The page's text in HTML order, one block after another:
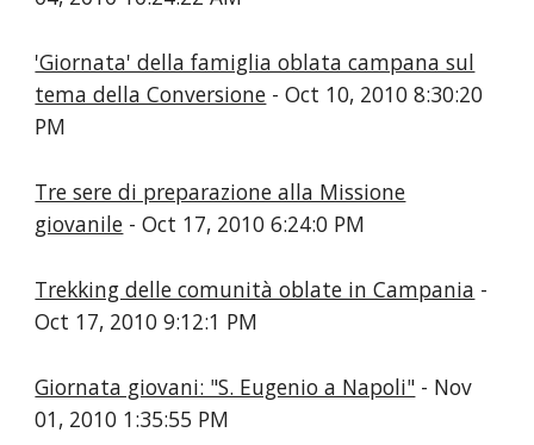
'Giornata' della famiglia oblata campana sul
tema della Conversione - Oct 10, 2010 8:30:20
PM
Tre sere di preparazione alla Missione
giovanile - Oct 17, 2010 6:24:0 PM
Trekking delle comunità oblate in Campania -
Oct 17, 2010 9:12:1 PM
Giornata giovani: "S. Eugenio a Napoli" - Nov
01, 2010 1:35:55 PM